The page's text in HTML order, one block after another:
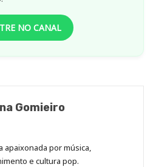
NO CANAL
Gomieiro
apaixonada por música,
e cultura pop.